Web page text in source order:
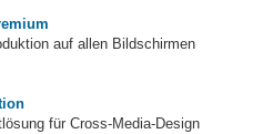
auf allen Bildschirmen
für Cross-Media-Design